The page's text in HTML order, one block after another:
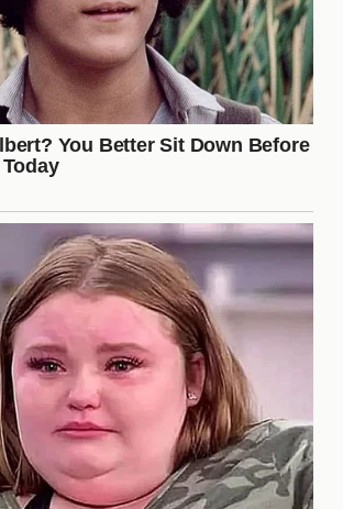
Según expertos, el club necesita
que aborde tanto la gestión
estrategia deportiva para revertir
Vlachodimos en el
asegurada, el futuro de
el Sevilla FC parece prometedor,
club logre estabilizar su situación
aficionados esperan que su
aporte seguridad en el arco, sino
a sus compañeros a elevar su
clave será si el club puede rodearlo
que le permita brillar en el